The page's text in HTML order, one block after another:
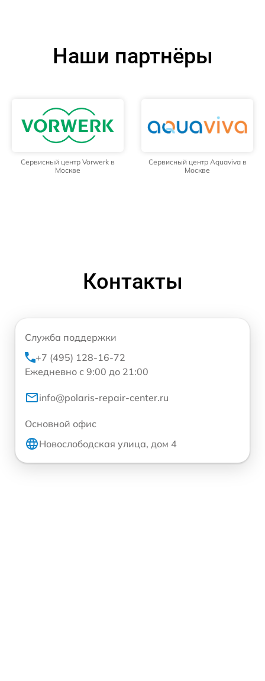
Наши партнёры
Сервисный центр Vorwerk в
Москве
Сервисный центр Aquaviva в
Москве
Контакты
Служба поддержки
+7 (495) 128-16-72
Ежедневно с 9:00 до 21:00
info@polaris-repair-center.ru
Основной офис
Новослободская улица, дом 4